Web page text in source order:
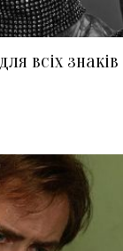
всіх знаків